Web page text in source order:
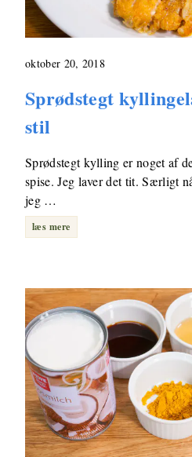
oktober 20, 2018
Sprødstegt
stil
Sprødstegt kylling er noget af
spise. Jeg laver det tit. Særligt
jeg …
læs mere